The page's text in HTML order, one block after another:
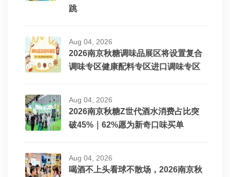
跳
Aug 04, 2026
2026南京秋糖调味品展区将设置复合
调味专区健康配料专区进口调味专区
Aug 04, 2026
2026南京秋糖Z世代酒水消费占比突
破45%｜62%愿为新奇口味买单
Aug 04, 2026
喝酒不上头看球不散场，2026南京秋